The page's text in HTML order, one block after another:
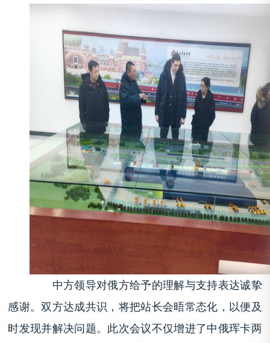
中方领导对俄方给予的理解与支持表达诚挚
感谢。双方达成共识，将把站长会晤常态化，以便及
时发现并解决问题。此次会议不仅增进了中俄珲卡两